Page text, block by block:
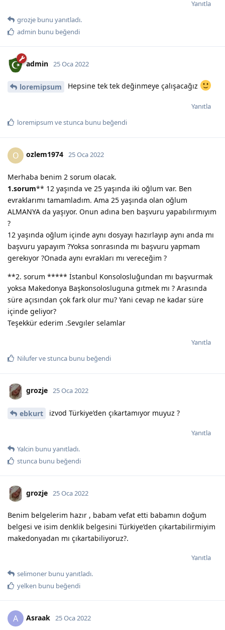
Yanıtla
grozje bunu yanıtladı.
admin bunu beğendi
admin 25 Oca 2022
loremipsum Hepsine tek tek değinmeye çalışacağız
Yanıtla
loremipsum vestunca bunu beğendi
O ozlem1974 25 Oca 2022
Merhaba benim 2 sorum olacak.
1.sorum** 12 yaşında ve 25 yaşında iki oğlum var. Ben
evraklarımı tamamladım. Ama 25 yaşında olan oğlum
ALMANYA da yaşıyor. Onun adına ben başvuru yapabılırmıyım
?
12 yaşında oğlum içinde aynı dosyayı hazırlayıp aynı anda mı
başvuru yapayım ?Yoksa sonrasında mı başvuru yapmam
gerekıyor ?Onada aynı evrakları mı vereceğim ?
**2. sorum ***** İstanbul Konsolosluğundan mı başvurmak
yoksa Makedonya Başkonsolosluguna gıtmek mı ? Arasında
süre açısından çok fark olur mu? Yani cevap ne kadar süre
içinde geliyor?
Teşekkür ederim .Sevgıler selamlar
Yanıtla
Nilufervestunca bunu beğendi
grozje 25 Oca 2022
ebkurt izvod Türkiye’den çıkartamıyor muyuz ?
Yanıtla
Yalcin bunu yanıtladı.
stunca bunu beğendi
grozje 25 Oca 2022
Benim belgelerim hazır , babam vefat etti babamın doğum
belgesi ve isim denklik belgesini Türkiye’den çıkartabilirmiyim
makedonyadan mı çıkartabiliyoruz?.
Yanıtla
selimoner bunu yanıtladı.
yelken bunu beğendi
A Asraak 25 Oca 2022